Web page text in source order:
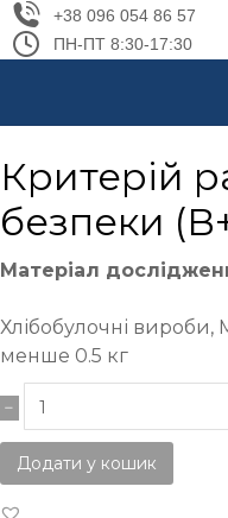
+38 096 054 86 57
ПН-ПТ 8:30-17:30
Критерій
безпеки
Матеріал
Хлібобулочні вироби,
менше 0.5 кг
Додати у кошик